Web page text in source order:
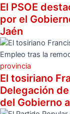
El PSOE
por el
Jaén
provincia
El tosiriano
Delegación
del Gobierno